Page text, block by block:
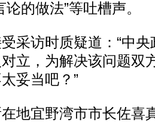
的做法”等吐槽声。
访时质疑道：“中央
立，为解决该问题双
妥当吧？”
宜野湾市市长佐喜